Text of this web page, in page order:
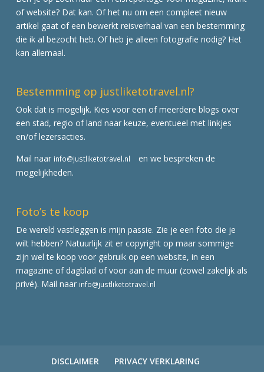
of website? Dat kan. Of het nu om een compleet nieuw
artikel gaat of een bewerkt reisverhaal van een bestemming
die ik al bezocht heb. Of heb je alleen fotografie nodig? Het
kan allemaal.
Bestemming op justliketotravel.nl?
Ook dat is mogelijk. Kies voor een of meerdere blogs over
een stad, regio of land naar keuze, eventueel met linkjes
en/of lezersacties.
Mail naar info@justliketotravel.nl
en we bespreken de
mogelijkheden.
Foto’s te koop
De wereld vastleggen is mijn passie. Zie je een foto die je
wilt hebben? Natuurlijk zit er copyright op maar sommige
zijn wel te koop voor gebruik op een website, in een
magazine of dagblad of voor aan de muur (zowel zakelijk als
privé). Mail naar info@justliketotravel.nl
DISCLAIMER PRIVACY VERKLARING